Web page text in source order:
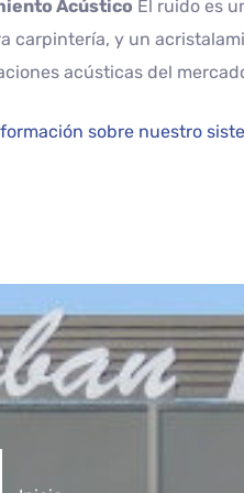
Acústico El ruido es
carpintería, y un
acústicas del
sobre nuestro